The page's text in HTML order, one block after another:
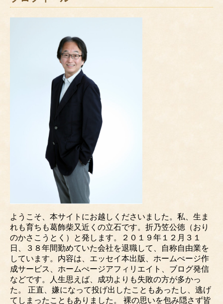
ようこそ、本サイトにお越しくださいました。私、生ま
れも育ちも葛飾柴又近くの立石です。折乃笠公徳（おり
のかさこうとく）と発します。２０１９年１２月３１
日、３８年間勤めていた会社を退職して、自称自由業を
しています。内容は、エッセイ本出版、ホームぺージ作
成サービス、ホームぺージアフィリエイト、ブログ発信
などです。人生思えば、成功よりも失敗の方が多かっ
た。 正直、嫌になって投げ出したこともあったし、逃げ
てしまったこともありました。 裸の思いを包み隠さず皆